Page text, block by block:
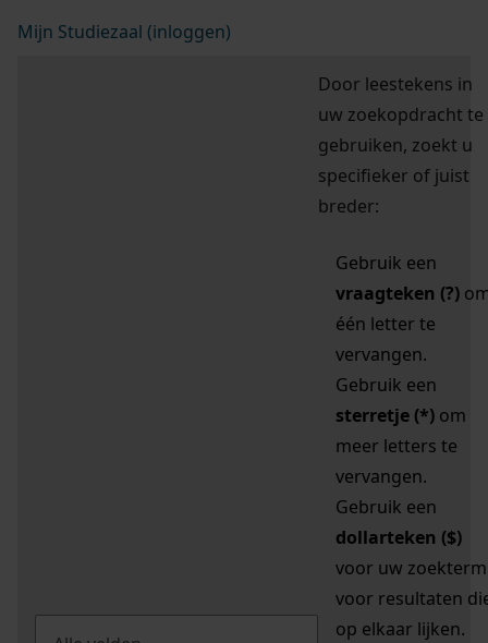
Mijn Studiezaal (inloggen)
Door leestekens in
uw zoekopdracht te
gebruiken, zoekt u
specifieker of juist
breder:
Gebruik een
vraagteken (?)
één letter te
vervangen.
Gebruik een
sterretje (*) om
meer letters te
vervangen.
Gebruik een
dollarteken ($)
voor uw zoekterm
voor resultaten
op elkaar lijken.